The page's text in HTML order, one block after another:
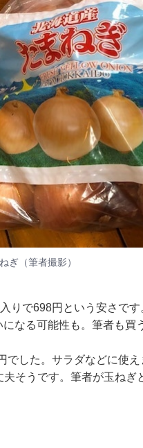
ぎ（筆者撮影）
りで698円という安さで
なる可能性も。筆者も買
でした。サラダなどに使
夫そうです。筆者が玉ね